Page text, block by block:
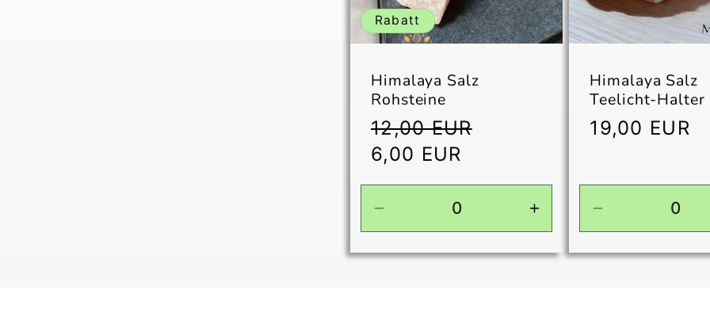
Rabatt
Himalaya Salz
Rohsteine
Normaler
Preis
12,00 EUR Verkaufspreis
6,00 EUR
Verringere
die
Menge
Erhöhe
die
Menge
Himalaya Salz
Teelicht-Halter
Normaler
19,00 EUR
Verringere
die
Menge